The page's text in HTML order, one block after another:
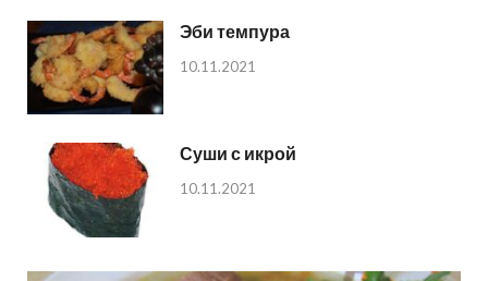
Эби темпура
10.11.2021
Суши с икрой
10.11.2021